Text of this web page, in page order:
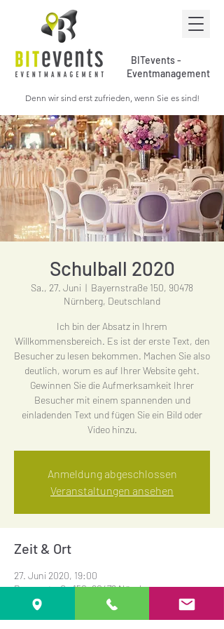
BITevents -
Eventmanagement
Denn wir sind erst zufrieden, wenn Sie es sind!
Schulball 2020
Sa., 27. Juni
  |
Bayernstraße 150, 90478
Nürnberg, Deutschland
Ich bin der Absatz in Ihrem
Willkommensbereich. Es ist der erste Text, den
Besucher zu lesen bekommen. Machen Sie also
deutlich, worum es auf Ihrer Website geht.
Gewinnen Sie die Aufmerksamkeit Ihrer
Besucher mit einem spannenden und
einladenden Text und fügen Sie ein Bild oder
Video hinzu.
Anmeldung abgeschlossen
Veranstaltungen ansehen
Zeit & Ort
27. Juni 2020, 19:00
Bayernstraße 150, 90478 Nürnberg,
Deutschland